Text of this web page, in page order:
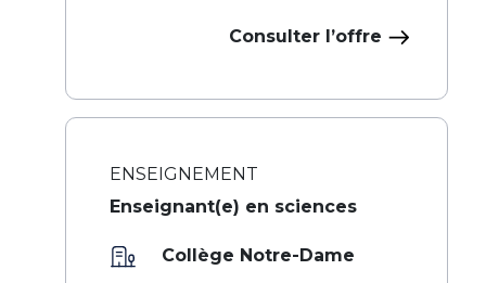
Consulter l’offre
ENSEIGNEMENT
Enseignant(e) en sciences
Collège Notre-Dame